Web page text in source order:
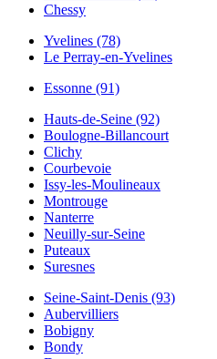
Chessy
Yvelines (78)
Le Perray-en-Yvelines
Essonne (91)
Hauts-de-Seine (92)
Boulogne-Billancourt
Clichy
Courbevoie
Issy-les-Moulineaux
Montrouge
Nanterre
Neuilly-sur-Seine
Puteaux
Suresnes
Seine-Saint-Denis (93)
Aubervilliers
Bobigny
Bondy